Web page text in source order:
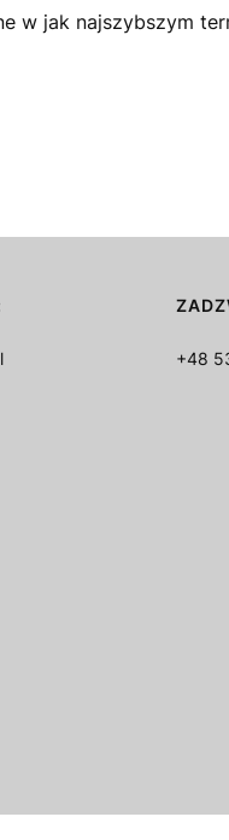
w jak najszybszym
+48